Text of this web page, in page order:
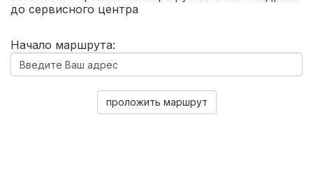
до сервисного центра
Начало маршрута: